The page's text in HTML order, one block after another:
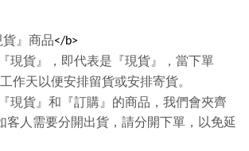
貨』商品</b>
現貨』，即代表是『現貨』，當下單
作天以便安排留貨或安排寄貨。
現貨』和『訂購』的商品，我們會夾齊
客人需要分開出貨，請分開下單，以免延